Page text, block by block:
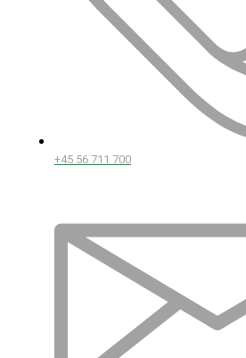
+45 56 711 700